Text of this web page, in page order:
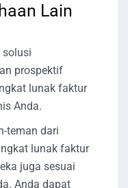
Lain
solusi
prospektif
lunak faktur
Anda.
teman dari
lunak faktur
juga sesuai
Anda dapat